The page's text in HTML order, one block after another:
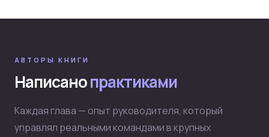
АВТОРЫ КНИГИ
Написанопрактиками
Каждая глава — опыт руководителя, который
управлял реальными командами в крупных